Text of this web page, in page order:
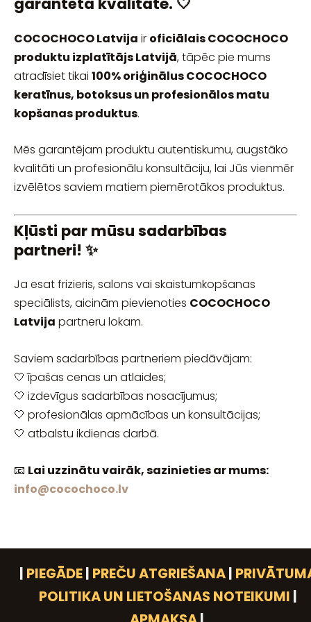
COCOCHOCO Latvija ir oficiālais COCOCHOCO
produktu izplatītājs Latvijā, tāpēc pie mums
atradīsiet tikai 100% oriģinālus COCOCHOCO
keratīnus, botoksus un profesionālos matu
kopšanas produktus.
Mēs garantējam produktu autentiskumu, augstāko
kvalitāti un profesionālu konsultāciju, lai Jūs vienmēr
izvēlētos saviem matiem piemērotākos produktus.
Kļūsti par mūsu sadarbības
partneri! ✨
Ja esat frizieris, salons vai skaistumkopšanas
speciālists, aicinām pievienoties COCOCHOCO
Latvija partneru lokam.
Saviem sadarbības partneriem piedāvājam:
🤍 īpašas cenas un atlaides;
🤍 izdevīgus sadarbības nosacījumus;
🤍 profesionālas apmācības un konsultācijas;
🤍 atbalstu ikdienas darbā.
📧 Lai uzzinātu vairāk, sazinieties ar mums:
info@cocochoco.lv
PIEGĀDE PREČU ATGRIEŠANA
POLITIKA UN LIETOŠANAS NOTEIKUMI